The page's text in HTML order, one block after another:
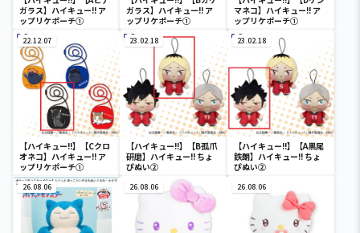
ガラス】ハイキュー!! ア
ップリケポーチ①
ガラス】ハイキュー!! ア
ップリケポーチ①
マネコ】ハイキュー!! ア
ップリケポーチ①
22.12.07
【ハイキュー!!】【Cクロ
オネコ】ハイキュー!! ア
ップリケポーチ①
23.02.18
【ハイキュー!!】【B孤爪
研磨】ハイキュー!! ちょ
ぴぬい②
23.02.18
【ハイキュー!!】【A黒尾
鉄朗】ハイキュー!! ちょ
ぴぬい②
26.08.06 26.08.06 26.08.06